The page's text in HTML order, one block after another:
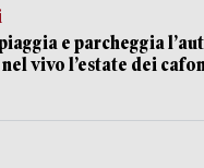
e parcheggia
vivo l’estate dei